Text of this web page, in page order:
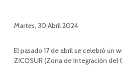
Martes, 30 Abril 2024
El pasado 17 de abril se celebró un
ZICOSUR (Zona de Integración